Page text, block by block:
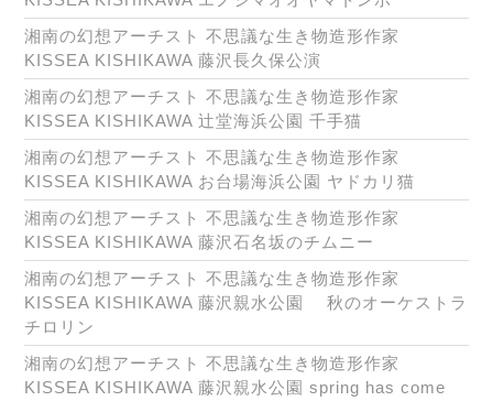
湘南の幻想アーチスト 不思議な生き物造形作家
KISSEA KISHIKAWA 藤沢長久保公演
湘南の幻想アーチスト 不思議な生き物造形作家
KISSEA KISHIKAWA 辻堂海浜公園 千手猫
湘南の幻想アーチスト 不思議な生き物造形作家
KISSEA KISHIKAWA お台場海浜公園 ヤドカリ猫
湘南の幻想アーチスト 不思議な生き物造形作家
KISSEA KISHIKAWA 藤沢石名坂のチムニー
湘南の幻想アーチスト 不思議な生き物造形作家
KISSEA KISHIKAWA 藤沢親水公園 秋のオーケストラ
チロリン
湘南の幻想アーチスト 不思議な生き物造形作家
KISSEA KISHIKAWA 藤沢親水公園 spring has come